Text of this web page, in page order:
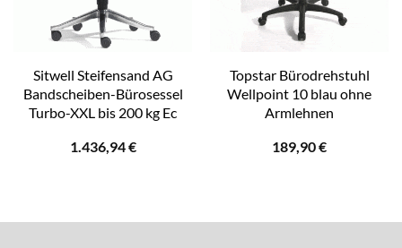
Sitwell Steifensand AG
Bandscheiben-Bürosessel
Turbo-XXL bis 200 kg Ec
1.436,94€
Topstar Bürodrehstuhl
Wellpoint 10 blau ohne
Armlehnen
189,90€